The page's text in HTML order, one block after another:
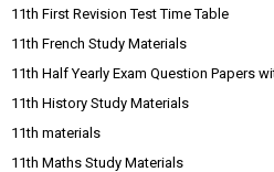
11th First Revision Test Time Table
11th French Study Materials
11th Half Yearly Exam Question Papers
11th History Study Materials
11th materials
11th Maths Study Materials